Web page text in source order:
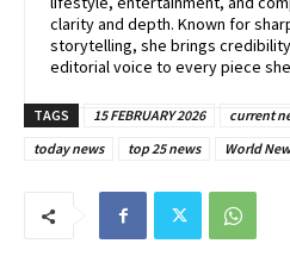
clarity and depth. Known for
storytelling, she brings
editorial voice to every piece
TAGS 15 FEBRUARY 2026 current
today news
top 25 news World